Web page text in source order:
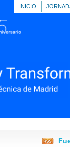
INICIO